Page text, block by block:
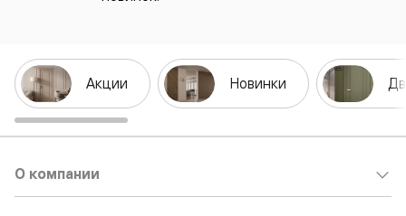
Акции Новинки
О компании